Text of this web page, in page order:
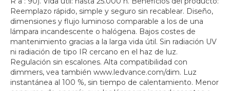
Reemplazo rápido, simple y seguro sin recablear. Diseño,
dimensiones y flujo luminoso comparable a los de una
lámpara incandescente o halógena. Bajos costes de
mantenimiento gracias a la larga vida útil. Sin radiación UV
ni radiación de tipo IR cercano en el haz de luz.
Regulación sin escalones. Alta compatibilidad con
dimmers, vea también www.ledvance.com/dim. Luz
instantánea al 100 %, sin tiempo de calentamiento. Menor